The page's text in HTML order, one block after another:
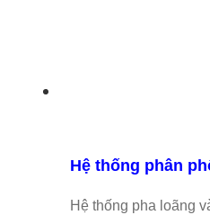
Hệ thống phân
Hệ thống pha loãng